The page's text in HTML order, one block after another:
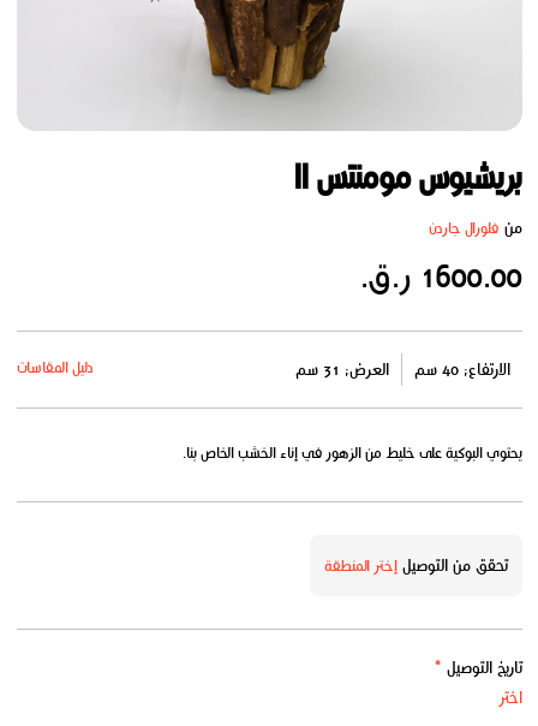
بريشيوس مومنتس II
من فلورال جاردن
1600.00 ر.ق.
الارتفاع: 40 سم العرض: 31 سم دليل المقاسات
يحتوي البوكية على خليط من الزهور في إناء الخشب الخاص بنا.
تحقق من التوصيلإختر المنطقة
تاريخ التوصيل *